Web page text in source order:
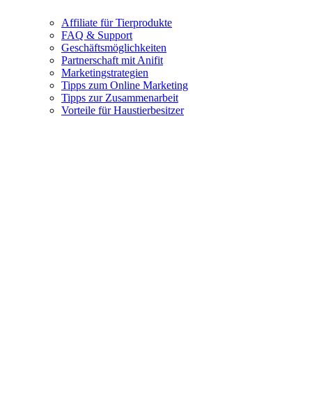
Affiliate für Tierprodukte
FAQ & Support
Geschäftsmöglichkeiten
Partnerschaft mit Anifit
Marketingstrategien
Tipps zum Online Marketing
Tipps zur Zusammenarbeit
Vorteile für Haustierbesitzer